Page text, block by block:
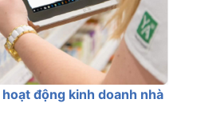
động kinh doanh nhà